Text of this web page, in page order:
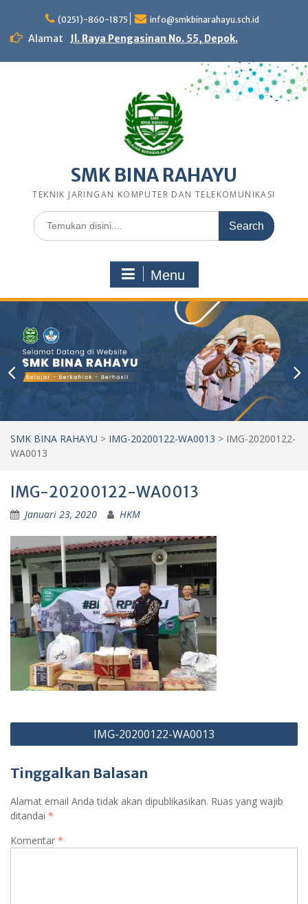
content
(0251)-860-1875 info@smkbinarahayu.sch.id
Alamat Jl. Raya Pengasinan No. 55, Depok.
SMK BINA RAHAYU
TEKNIK JARINGAN KOMPUTER DAN TELEKOMUNIKASI
Search
for:
Menu
SMK BINA RAHAYU > IMG-20200122-WA0013 > IMG-20200122-
WA0013
IMG-20200122-WA0013
Januari 23, 2020 HKM
Navigasi
pos
IMG-20200122-WA0013
Tinggalkan Balasan
Alamat email Anda tidak akan dipublikasikan. Ruas yang wajib
ditandai *
Komentar *